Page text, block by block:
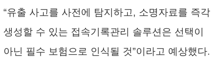
“유출 사고를 사전에 탐지하고, 소명자료를 즉각
생성할 수 있는 접속기록관리 솔루션은 선택이
아닌 필수 보험으로 인식될 것”이라고 예상했다.